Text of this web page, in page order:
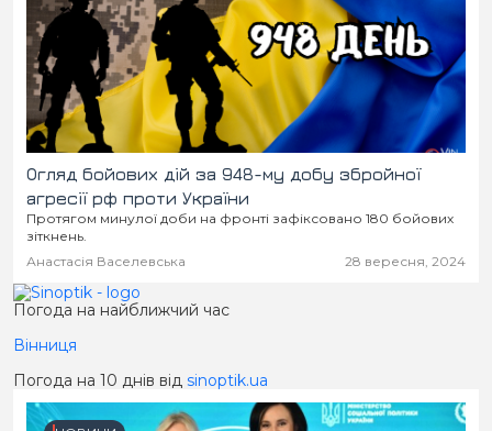
Огляд бойових дій за 948-му добу збройної
агресії рф проти України
Протягом минулої доби на фронті зафіксовано 180 бойових
зіткнень.
Анастасія Васелевська
28 вересня, 2024
Погода на найближчий час
Вінниця
Погода на 10 днів від sinoptik.ua